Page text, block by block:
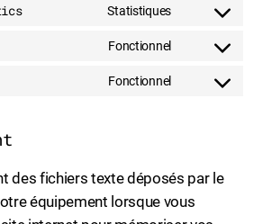
complianz
Statistiques
Consent
google-
Fonctionnel
Consent
Fonctionnel
Consent
des fichiers texte déposés par le
équipement lorsque vous